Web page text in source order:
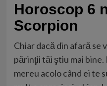
Horoscop 6
Scorpion
Chiar dacă din afară se
părinţii tăi ştiu mai
mereu acolo când ei te